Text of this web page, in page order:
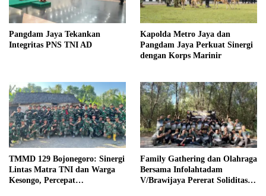
Pangdam Jaya Tekankan
Integritas PNS TNI AD
Kapolda Metro Jaya dan
Pangdam Jaya Perkuat Sinergi
dengan Korps Marinir
TMMD 129 Bojonegoro: Sinergi
Lintas Matra TNI dan Warga
Kesongo, Percepat
Family Gathering dan Olahraga
Bersama Infolahtadam
V/Brawijaya Pererat Soliditas